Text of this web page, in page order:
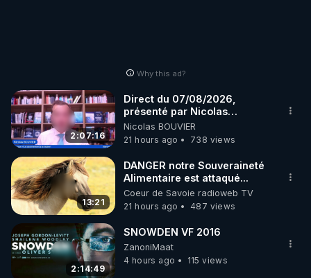
Why this ad?
2:07:16
Direct du 07/08/2026,
présenté par Nicolas
BOUVIER
Nicolas BOUVIER
21 hours ago
738 views
13:21
DANGER notre Souveraineté
Alimentaire est attaqué...
Coeur de Savoie radioweb TV
21 hours ago
487 views
2:14:49
SNOWDEN VF 2016
ZanoniMaat
4 hours ago
115 views